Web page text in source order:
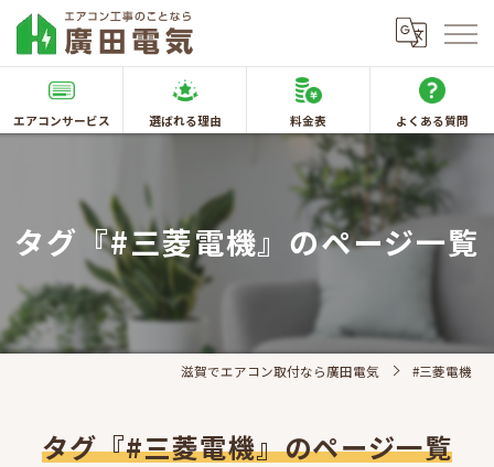
エアコンサービス 選ばれる理由 料金表 よくある質問
タグ『#三菱電機』のページ一覧
滋賀でエアコン取付なら廣田電気 #三菱電機
タグ『#三菱電機』のページ一覧